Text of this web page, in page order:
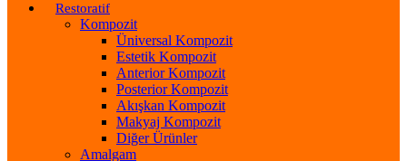
Restoratif
Kompozit
Üniversal Kompozit
Estetik Kompozit
Anterior Kompozit
Posterior Kompozit
Akışkan Kompozit
Makyaj Kompozit
Diğer Ürünler
Amalgam